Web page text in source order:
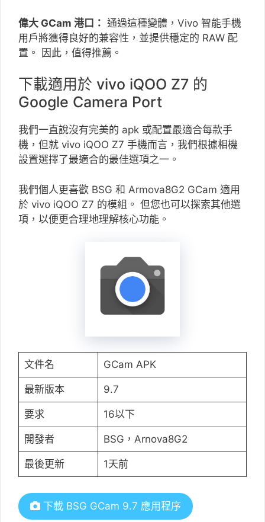
偉大 GCam 港口： 通過這種變體，Vivo 智能手機
用戶將獲得良好的兼容性，並提供穩定的 RAW 配
置。 因此，值得推薦。
下載適用於 vivo iQOO Z7 的
Google Camera Port
我們一直說沒有完美的 apk 或配置最適合每款手
機，但就 vivo iQOO Z7 手機而言，我們根據相機
設置選擇了最適合的最佳選項之一。
我們個人更喜歡 BSG 和 Armova8G2 GCam 適用
於 vivo iQOO Z7 的模組。 但您也可以探索其他選
項，以便更合理地理解核心功能。
文件名 GCam APK
最新版本 9.7
要求 16以下
開發者 BSG，Arnova8G2
最後更新 1天前
下載 BSG GCam 9.7 應用程序